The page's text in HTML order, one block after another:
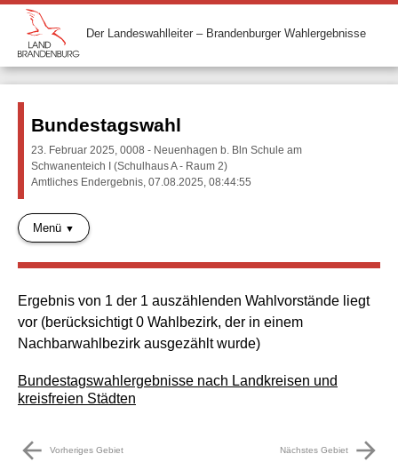
Der Landeswahlleiter – Brandenburger Wahlergebnisse
Bundestagswahl
23. Februar 2025, 0008 - Neuenhagen b. Bln Schule am
Schwanenteich I (Schulhaus A - Raum 2)
Amtliches Endergebnis, 07.08.2025, 08:44:55
Menü
Ergebnis von 1 der 1 auszählenden Wahlvorstände liegt
vor (berücksichtigt 0 Wahlbezirk, der in einem
Nachbarwahlbezirk ausgezählt wurde)
Bundestagswahlergebnisse nach Landkreisen und
kreisfreien Städten
arrow_back Vorheriges Gebiet Nächstes Gebiet arrow_forward